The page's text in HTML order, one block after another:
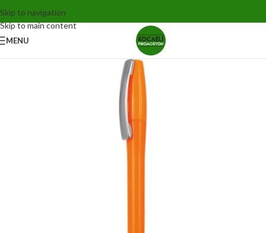
Skip to navigation
Skip to main content
MENU